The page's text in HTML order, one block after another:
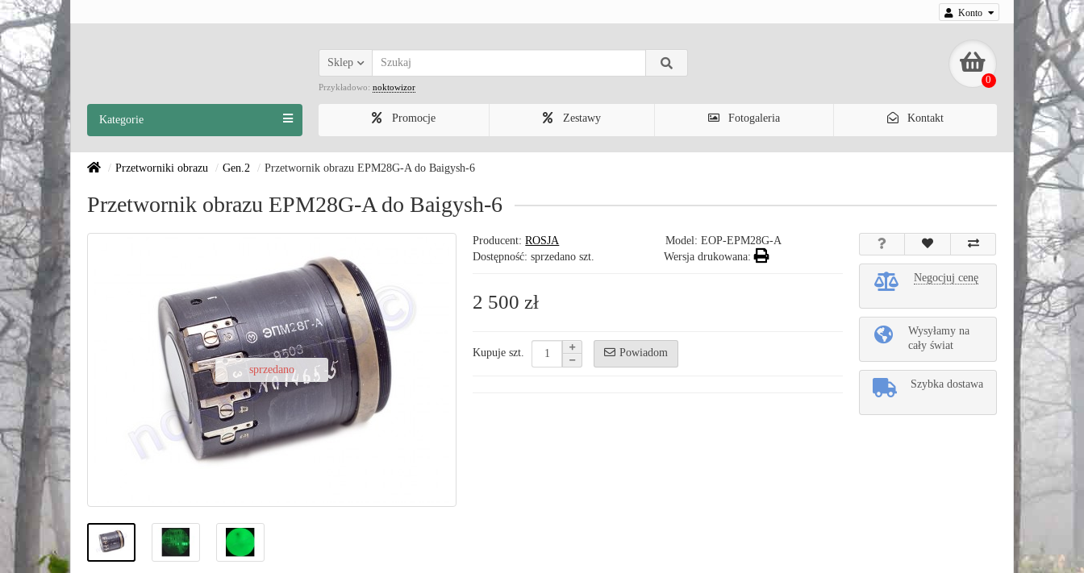
Konto
0
Sklep
Przykładowo: noktowizor
Promocje Zestawy Fotogaleria Kontakt
Kategorie
Przetworniki obrazu Gen.2 Przetwornik obrazu EPM28G-A do Baigysh-6
Przetwornik obrazu EPM28G-A do Baigysh-6
sprzedano
Producent:ROSJA Model:EOP-EPM28G-A
Wersja drukowana:
Dostępność: sprzedano szt.
2 500 zł
Kupuje szt. Powiadom
Negocjuj cenę
Wysyłamy na
cały świat
Szybka dostawa